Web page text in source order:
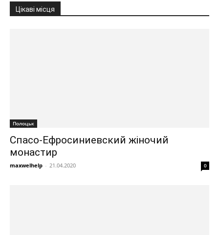
Цікаві місця
Полоцьк
Спасо-Ефросиниевский жіночий
монастир
maxwelhelp - 21.04.2020 0